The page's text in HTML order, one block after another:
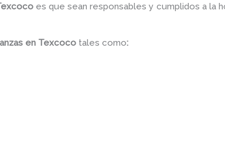
es que sean responsables y cumplidos a la
en Texcoco tales como: